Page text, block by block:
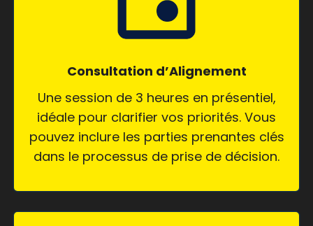
Consultation d’Alignement
Une session de 3 heures en présentiel,
idéale pour clarifier vos priorités. Vous
pouvez inclure les parties prenantes clés
dans le processus de prise de décision.